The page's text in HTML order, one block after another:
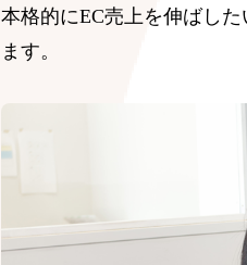
本格的にEC売上を伸ばし
ます。